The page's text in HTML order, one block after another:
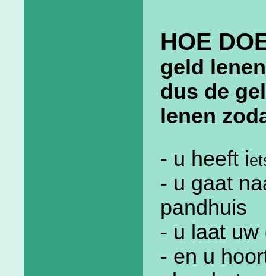
HOE
geld
dus de
lenen
- u heeft i
- u gaat
pandhuis
- u laat uw
- en u